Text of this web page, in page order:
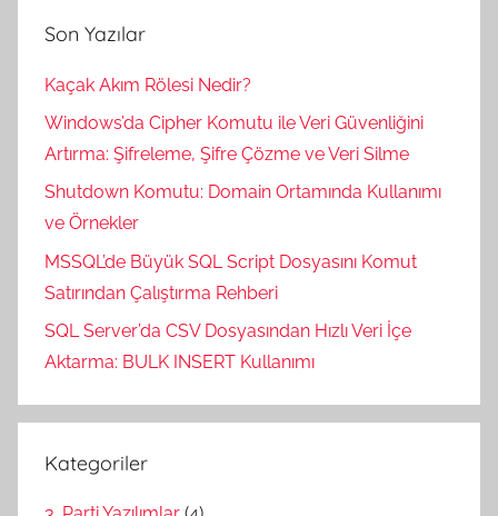
Son Yazılar
Kaçak Akım Rölesi Nedir?
Windows’da Cipher Komutu ile Veri Güvenliğini
Artırma: Şifreleme, Şifre Çözme ve Veri Silme
Shutdown Komutu: Domain Ortamında Kullanımı
ve Örnekler
MSSQL’de Büyük SQL Script Dosyasını Komut
Satırından Çalıştırma Rehberi
SQL Server’da CSV Dosyasından Hızlı Veri İçe
Aktarma: BULK INSERT Kullanımı
Kategoriler